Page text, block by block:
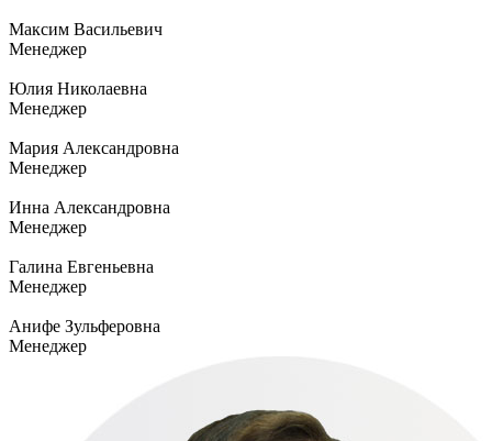
Максим Васильевич
Менеджер
Юлия Николаевна
Менеджер
Мария Александровна
Менеджер
Инна Александровна
Менеджер
Галина Евгеньевна
Менеджер
Анифе Зульферовна
Менеджер